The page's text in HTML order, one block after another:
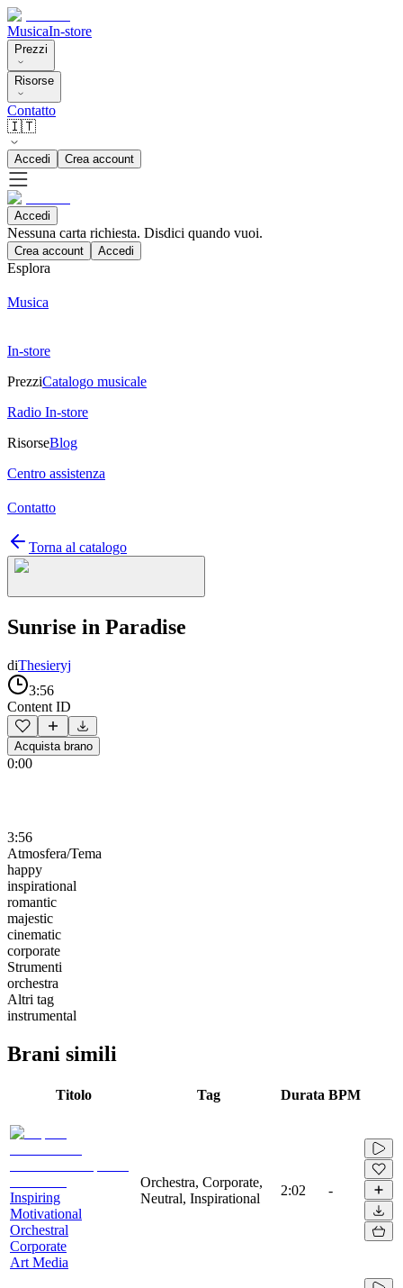
MusicaIn-store
Prezzi
Risorse
Contatto
🇮🇹
Accedi Crea account
Accedi
Nessuna carta richiesta. Disdici quando vuoi.
Crea account Accedi
Esplora
Musica
In-store
PrezziCatalogo musicale
Radio In-store
RisorseBlog
Centro assistenza
Contatto
Torna al catalogo
Sunrise in Paradise
diThesieryj
3:56
Content ID
Acquista brano
0:00
3:56
Atmosfera/Tema
happy
inspirational
romantic
majestic
cinematic
corporate
Strumenti
orchestra
Altri tag
instrumental
Brani simili
Titolo Tag Durata BPM
Inspiring
Motivational
Orchestral
Corporate
Art Media
Orchestra, Corporate,
Neutral, Inspirational
2:02 -